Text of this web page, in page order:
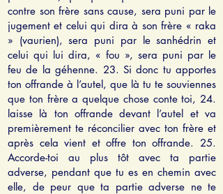
contre son frère sans cause, sera puni par le
jugement et celui qui dira à son frère « raka
» (vaurien), sera puni par le sanhédrin et
celui qui lui dira, « fou », sera puni par le
feu de la géhenne. 23. Si donc tu apportes
ton offrande à l’autel, que là tu te souviennes
que ton frère a quelque chose conte toi, 24.
laisse là ton offrande devant l’autel et va
premièrement te réconcilier avec ton frère et
après cela vient et offre ton offrande. 25.
Accorde-toi au plus tôt avec ta partie
adverse, pendant que tu es en chemin avec
elle, de peur que ta partie adverse ne te